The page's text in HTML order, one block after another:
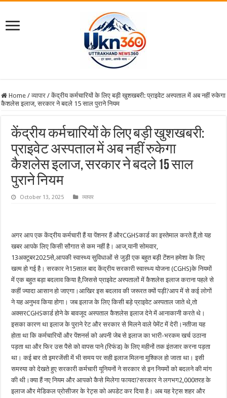
Home / व्यापार / केंद्रीय कर्मचारियों के लिए बड़ी खुशखबरी: प्राइवेट अस्पताल में अब नहीं रुकेगा
कैशलेस इलाज, सरकार ने बदले 15 साल पुराने नियम
केंद्रीय कर्मचारियों के लिए बड़ी खुशखबरी:
प्राइवेट अस्पताल में अब नहीं रुकेगा
कैशलेस इलाज, सरकार ने बदले 15 साल
पुराने नियम
October 13, 2025 व्यापार
अगर आप एक केंद्रीय कर्मचारी हैं या पेंशनर हैं औरCGHSकार्ड का इस्तेमाल करते हैं,तो यह
खबर आपके लिए किसी सौगात से कम नहीं है। आज,यानी सोमवार,
13अक्टूबर2025से,आपकी स्वास्थ्य सुविधाओं से जुड़ी एक बहुत बड़ी टेंशन हमेशा के लिए
खत्म हो गई है। सरकार ने15साल बाद केंद्रीय सरकारी स्वास्थ्य योजना (CGHS)के नियमों
में एक बहुत बड़ा बदलाव किया है,जिससे प्राइवेट अस्पतालों में कैशलेस इलाज कराना पहले से
कहीं ज्यादा आसान हो जाएगा।आखिर इस बदलाव की जरूरत क्यों पड़ी?आप में से कई लोगों
ने यह अनुभव किया होगा। जब इलाज के लिए किसी बड़े प्राइवेट अस्पताल जाते थे,तो
अक्सरCGHSकार्ड होने के बावजूद अस्पताल कैशलेस इलाज देने में आनाकानी करते थे।
इसका कारण था इलाज के पुराने रेट और सरकार से मिलने वाले पेमेंट में देरी।नतीजा यह
होता था कि कर्मचारियों और पेंशनर्स को अपनी जेब से इलाज का भारी-भरकम खर्च उठाना
पड़ता था और फिर उस पैसे को वापस पाने (रिफंड) के लिए महीनों तक इंतजार करना पड़ता
था। कई बार तो इमरजेंसी में भी समय पर सही इलाज मिलना मुश्किल हो जाता था। इसी
समस्या को देखते हुए सरकारी कर्मचारी यूनियनों ने सरकार से इन नियमों को बदलने की मांग
की थी।क्या हैं नए नियम और आपको कैसे मिलेगा फायदा?सरकार ने लगभग2,000तरह के
इलाज और मेडिकल प्रोसीजर के रेट्स को अपडेट कर दिया है। अब यह रेट्स शहर और